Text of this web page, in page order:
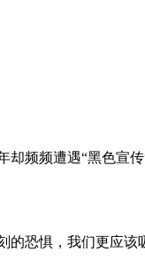
频频遭遇“黑色宣传
恐惧，我们更应